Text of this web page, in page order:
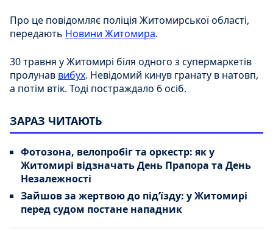
Про це повідомляє поліція Житомирської області,
передають Новини Житомира.
30 травня у Житомирі біля одного з супермаркетів
пролунав вибух. Невідомий кинув гранату в натовп,
а потім втік. Тоді постраждало 6 осіб.
ЗАРАЗ ЧИТАЮТЬ
Фотозона, велопробіг та оркестр: як у
Житомирі відзначать День Прапора та День
Незалежності
Зайшов за жертвою до під’їзду: у Житомирі
перед судом постане нападник